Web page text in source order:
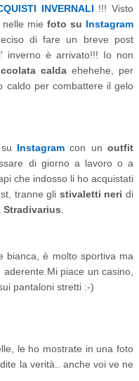
INVERNALI !!! Visto
mie foto su Instagram
di fare un breve post
inverno è arrivato!!! Io non
calda ehehehe, per
caldo per combattere il gelo
Instagram con unoutfit
di giorno a lavoro o a
che indosso li ho acquistati
tranne gli stivaletti neri di
Stradivarius
bianca, è molto sportiva ma
Mi piace un casino,
pantaloni stretti :-)
le ho mostrate in una foto
la verità.. anche voi ve ne